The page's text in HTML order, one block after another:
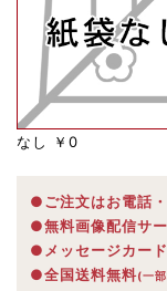
なし ￥0
●ご注文はお電話
●無料画像配信サ
●メッセージカー
●全国送料無料(一